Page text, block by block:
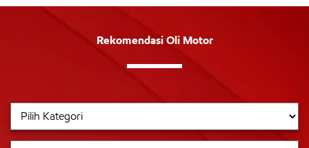
Rekomendasi Oli Motor